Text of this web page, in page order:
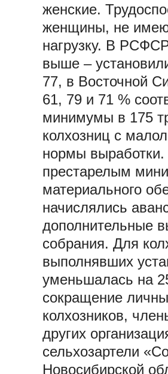
женские.
женщины, не
нагрузку. В
выше –
77, в Восточной
61, 79 и 71 %
минимумы в 175
колхозниц с
нормы
престарелым
материального
начислялись
дополнительные
собрания. Для
выполнявших
уменьшалась на
сокращение
колхозников,
других
сельхозартели
Новосибирской